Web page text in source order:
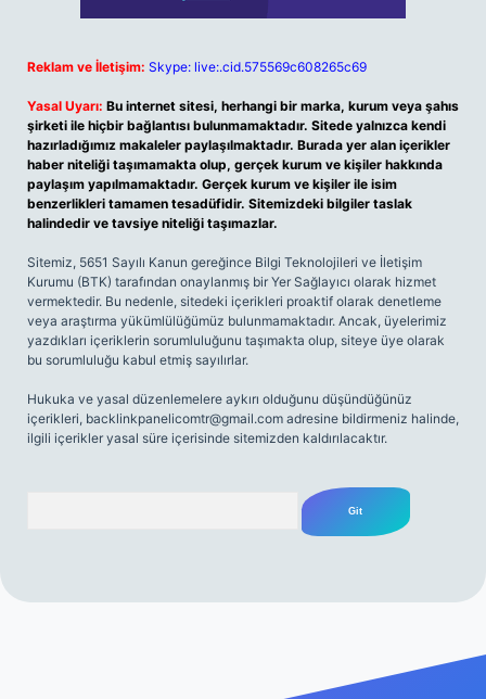
Reklam ve İletişim: Skype: live:.cid.575569c608265c69
Yasal Uyarı: Bu internet sitesi, herhangi bir marka, kurum veya şahıs
şirketi ile hiçbir bağlantısı bulunmamaktadır. Sitede yalnızca kendi
hazırladığımız makaleler paylaşılmaktadır. Burada yer alan içerikler
haber niteliği taşımamakta olup, gerçek kurum ve kişiler hakkında
paylaşım yapılmamaktadır. Gerçek kurum ve kişiler ile isim
benzerlikleri tamamen tesadüfidir. Sitemizdeki bilgiler taslak
halindedir ve tavsiye niteliği taşımazlar.
Sitemiz, 5651 Sayılı Kanun gereğince Bilgi Teknolojileri ve İletişim
Kurumu (BTK) tarafından onaylanmış bir Yer Sağlayıcı olarak hizmet
vermektedir. Bu nedenle, sitedeki içerikleri proaktif olarak denetleme
veya araştırma yükümlülüğümüz bulunmamaktadır. Ancak, üyelerimiz
yazdıkları içeriklerin sorumluluğunu taşımakta olup, siteye üye olarak
bu sorumluluğu kabul etmiş sayılırlar.
Hukuka ve yasal düzenlemelere aykırı olduğunu düşündüğünüz
içerikleri, backlinkpanelicomtr@gmail.com adresine bildirmeniz halinde,
ilgili içerikler yasal süre içerisinde sitemizden kaldırılacaktır.
m elexbet